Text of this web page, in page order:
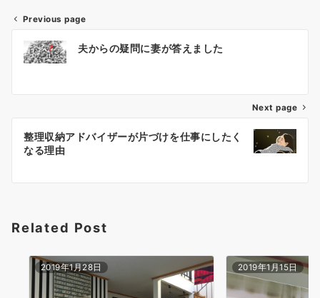
稿
ゲ
シ
ン
Previous page
夫からの疑問に妻が答えました
Next page
整理収納アドバイザーが片づけを仕事にしたく
なる理由
Related Post
2019年1月28日 2019年1月15日